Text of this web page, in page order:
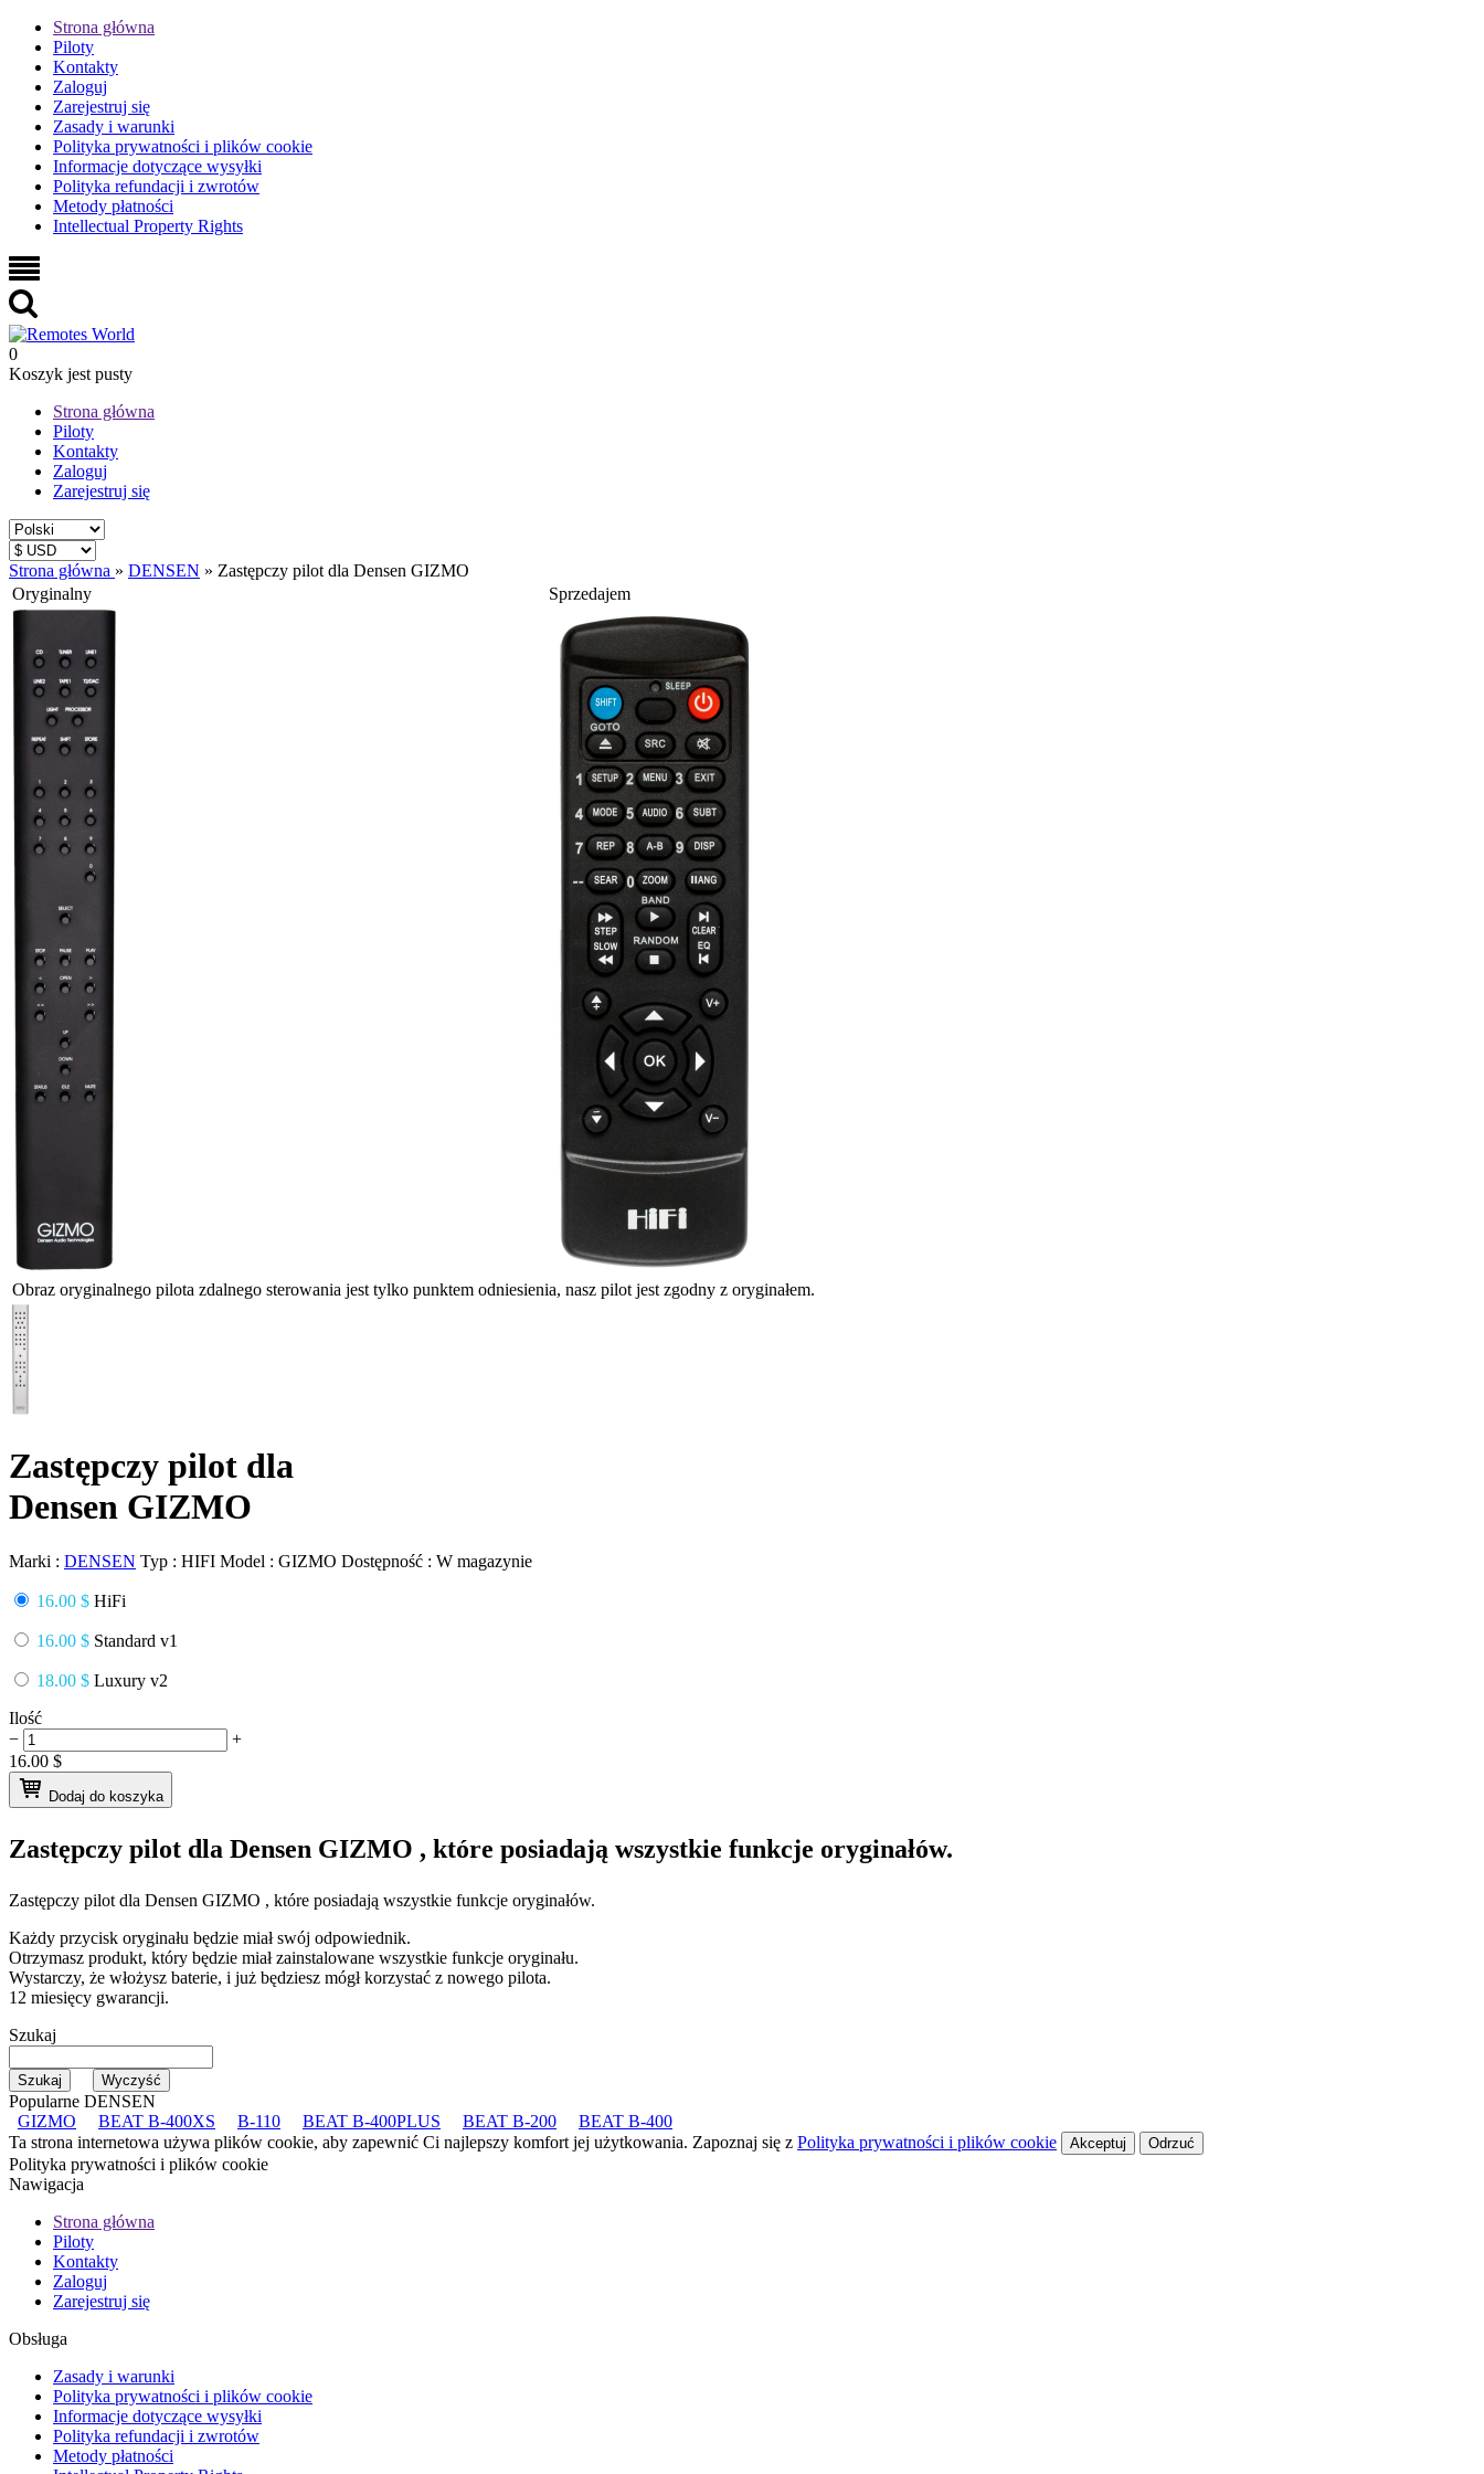
Strona główna
Piloty
Kontakty
Zaloguj
Zarejestruj się
Zasady i warunki
Polityka prywatności i plików cookie
Informacje dotyczące wysyłki
Polityka refundacji i zwrotów
Metody płatności
Intellectual Property Rights
0
Koszyk jest pusty
Strona główna
Piloty
Kontakty
Zaloguj
Zarejestruj się
Strona główna » DENSEN » Zastępczy pilot dla Densen GIZMO
Oryginalny
Sprzedajem
Obraz oryginalnego pilota zdalnego sterowania jest tylko punktem odniesienia, nasz pilot jest zgodny z oryginałem.
Zastępczy pilot dla
Densen GIZMO
Marki : DENSEN Typ : HIFI Model : GIZMO Dostępność : W magazynie
16.00 $ HiFi
16.00 $ Standard v1
18.00 $ Luxury v2
Ilość
−
+
16.00 $
Dodaj do koszyka
Zastępczy pilot dla Densen GIZMO , które posiadają wszystkie funkcje oryginałów.
Zastępczy pilot dla Densen GIZMO , które posiadają wszystkie funkcje oryginałów.
Każdy przycisk oryginału będzie miał swój odpowiednik.
Otrzymasz produkt, który będzie miał zainstalowane wszystkie funkcje oryginału.
Wystarczy, że włożysz baterie, i już będziesz mógł korzystać z nowego pilota.
12 miesięcy gwarancji.
Szukaj
Popularne DENSEN
GIZMO
BEAT B-400XS B-110 BEAT B-400PLUS BEAT B-200
BEAT B-400
Ta strona internetowa używa plików cookie, aby zapewnić Ci najlepszy komfort jej użytkowania. Zapoznaj się z Polityka prywatności i plików cookie Akceptuj Odrzuć
Polityka prywatności i plików cookie
Nawigacja
Strona główna
Piloty
Kontakty
Zaloguj
Zarejestruj się
Obsługa
Zasady i warunki
Polityka prywatności i plików cookie
Informacje dotyczące wysyłki
Polityka refundacji i zwrotów
Metody płatności